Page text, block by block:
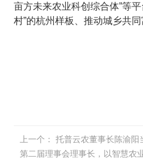
亩方未来农业科创综合体”等
村”的杭州样板、推动城乡共同
上一个：
托普云农董事长陈渝阳
第二届理事会理事长，以智慧农